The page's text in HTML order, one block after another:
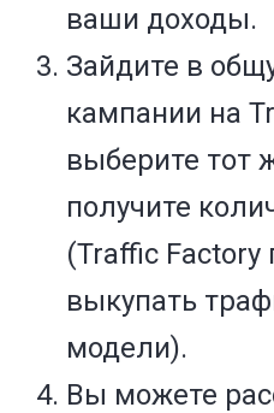
ваши доходы.
Зайдите в
кампании на
выберите тот
получите
(Traffic Factory
выкупать
модели).
Вы можете